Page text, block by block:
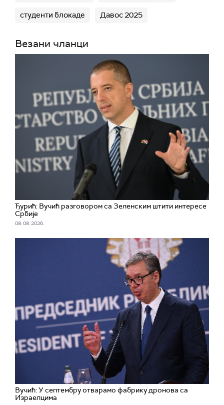
студенти блокаде Давос 2025
Везани чланци
Ђурић: Вучић разговором са Зеленским штити интересе
Србије
08. 08. 2026.
Вучић: У септембру отварамо фабрику дронова са
Израелцима